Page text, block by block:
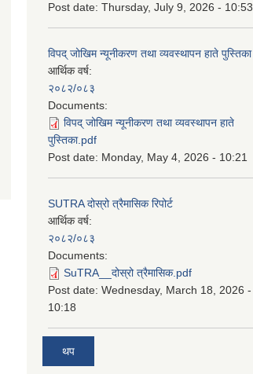
Post date: Thursday, July 9, 2026 - 10:53
विपद् जोखिम न्यूनीकरण तथा व्यवस्थापन हाते पुस्तिका
आर्थिक वर्ष:
२०८२/०८३
Documents:
विपद् जोखिम न्यूनीकरण तथा व्यवस्थापन हाते
पुस्तिका.pdf
Post date: Monday, May 4, 2026 - 10:21
SUTRA दोस्रो त्रैमासिक रिपोर्ट
आर्थिक वर्ष:
२०८२/०८३
Documents:
SuTRA__दोस्रो त्रैमासिक.pdf
Post date: Wednesday, March 18, 2026 -
10:18
थप